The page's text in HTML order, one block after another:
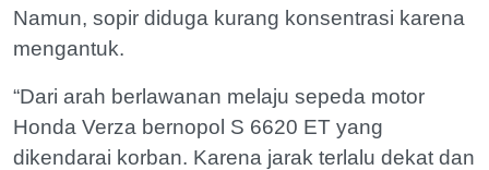
Namun, sopir diduga kurang konsentrasi karena
mengantuk.
“Dari arah berlawanan melaju sepeda motor
Honda Verza bernopol S 6620 ET yang
dikendarai korban. Karena jarak terlalu dekat dan